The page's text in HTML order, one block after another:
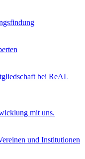
bei ReAL
mit uns.
und Institutionen